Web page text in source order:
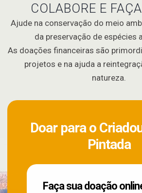
COLABORE E
Ajude na conservação do meio
da preservação de espécies
As doações financeiras são
projetos e na ajuda a
natureza.
Doar para o
Pintada
Faça sua doação